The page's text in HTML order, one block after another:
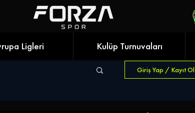
Ligleri Kulüp Turnuvaları
Giriş Yap / Kayıt Ol